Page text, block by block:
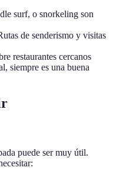
surf, o snorkeling son
de senderismo y visitas
restaurantes cercanos
siempre es una buena
puede ser muy útil.